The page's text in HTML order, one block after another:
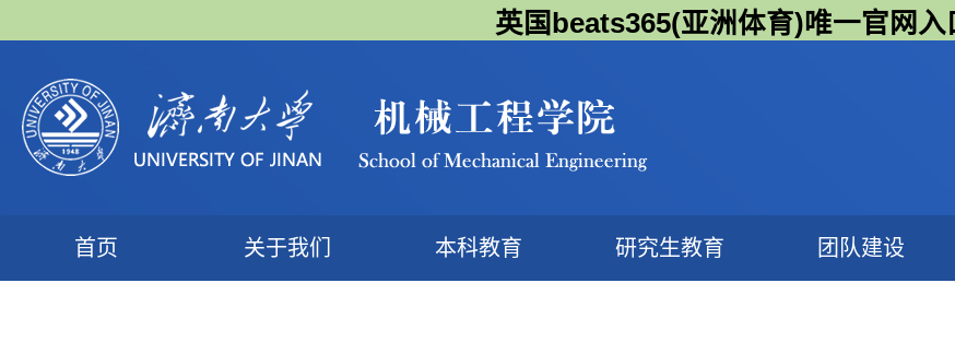
英国beats365(亚洲体育)唯一官网入
首页 关于我们 本科教育 研究生教育 团队建设